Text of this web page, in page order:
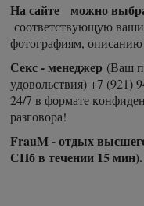
На сайте можно
соответствующую
фотографиям,
Секс - менеджер (Ваш
удовольствия) +7 (921)
24/7 в формате
разговора!
FrauM - отдых
СПб в течении 15 мин).